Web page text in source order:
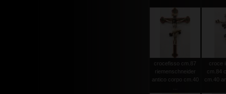
crocefisso cm.87
riemenschneider
antico corpo cm.40
croce
cm.84
cm.40